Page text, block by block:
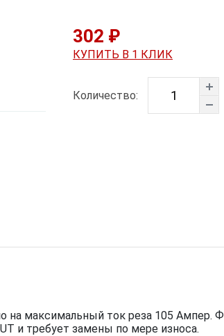
302 ₽
КУПИТЬ В 1 КЛИК
Количество:
максимальный ток реза 105 Ампер.
и требует замены по мере износа.